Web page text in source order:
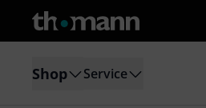
Shop Service